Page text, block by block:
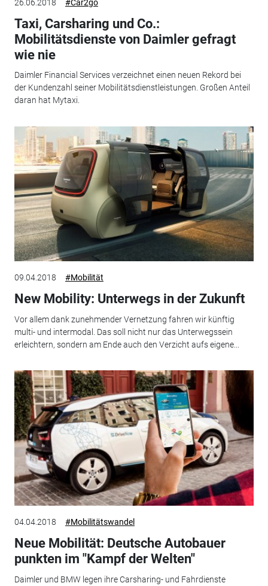
26.06.2018 #Car2go
Taxi, Carsharing und Co.:
Mobilitätsdienste von Daimler gefragt
wie nie
Daimler Financial Services verzeichnet einen neuen Rekord bei
der Kundenzahl seiner Mobilitätsdienstleistungen. Großen Anteil
daran hat Mytaxi.
09.04.2018 #Mobilität
New Mobility: Unterwegs in der Zukunft
Vor allem dank zunehmender Vernetzung fahren wir künftig
multi- und intermodal. Das soll nicht nur das Unterwegssein
erleichtern, sondern am Ende auch den Verzicht aufs eigene...
04.04.2018 #Mobilitätswandel
Neue Mobilität: Deutsche Autobauer
punkten im "Kampf der Welten"
Daimler und BMW legen ihre Carsharing- und Fahrdienste